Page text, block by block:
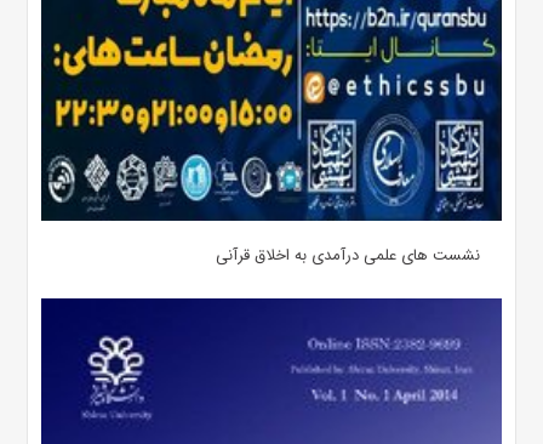
نشست های علمی درآمدی به اخلاق قرآنی